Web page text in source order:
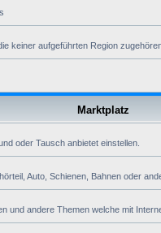
keiner aufgeführten Region
Marktplatz
oder Tausch anbietet einstellen.
Auto, Schienen, Bahnen oder
und andere Themen welche mit